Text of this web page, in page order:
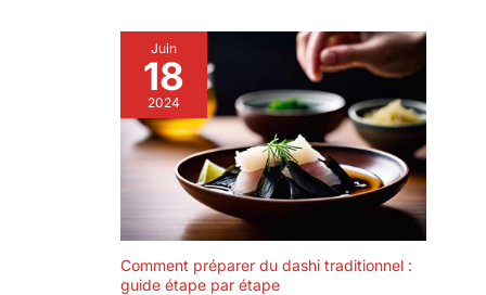
Juin
18
2024
Comment préparer du dashi traditionnel :
guide étape par étape